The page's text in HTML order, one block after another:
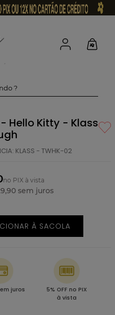
?
Hello Kitty - Klass
: KLASS - TWHK-02
no PIX à vista
,90sem juros
À SACOLA
juros
5% OFF no PIX
à vista